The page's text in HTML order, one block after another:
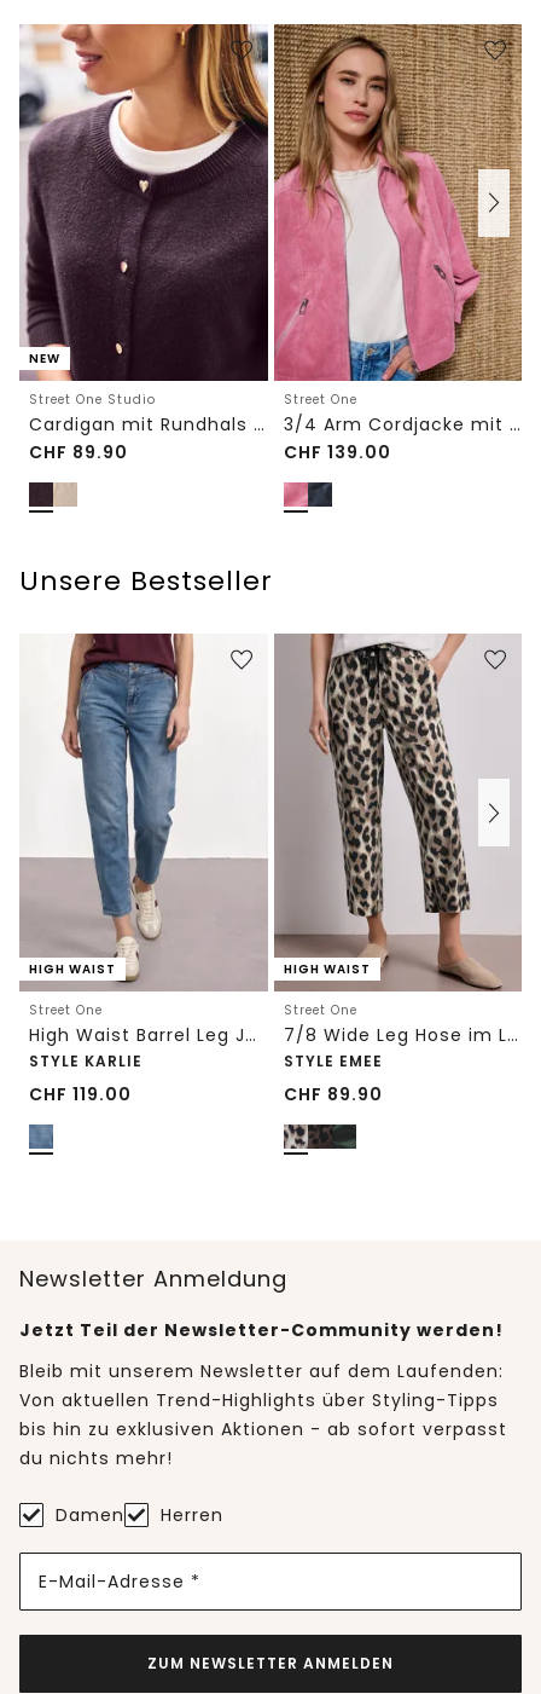
NEW
Street One Studio
Cardigan mit Rundhals und Knöpfen
CHF 89.90
Street One
3/4 Arm Cordjacke mit Hemdkragen
CHF 139.00
Unsere Bestseller
HIGH WAIST
Street One
High Waist Barrel Leg Jeans im Loose Fit
STYLE KARLIE
CHF 119.00
HIGH WAIST
Street One
7/8 Wide Leg Hose im Loose Fit mit Print
STYLE EMEE
CHF 89.90
Newsletter Anmeldung
Jetzt Teil der Newsletter-Community werden!
Bleib mit unserem Newsletter auf dem Laufenden:
Von aktuellen Trend-Highlights über Styling-Tipps
bis hin zu exklusiven Aktionen - ab sofort verpasst
du nichts mehr!
Damen Herren
E-Mail-Adresse *
ZUM NEWSLETTER ANMELDEN